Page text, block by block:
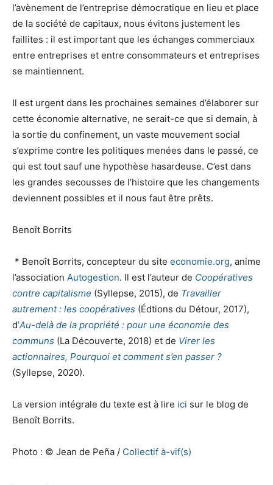
l’avènement de l’entreprise démocratique en lieu et place
de la société de capitaux, nous évitons justement les
faillites : il est important que les échanges commerciaux
entre entreprises et entre consommateurs et entreprises
se maintiennent.
Il est urgent dans les prochaines semaines d’élaborer sur
cette économie alternative, ne serait-ce que si demain, à
la sortie du confinement, un vaste mouvement social
s’exprime contre les politiques menées dans le passé, ce
qui est tout sauf une hypothèse hasardeuse. C’est dans
les grandes secousses de l’histoire que les changements
deviennent possibles et il nous faut être prêts.
Benoît Borrits
* Benoît Borrits, concepteur du site economie.org, anime
l’association Autogestion. Il est l’auteur de Coopératives
contre capitalisme (Syllepse, 2015), de Travailler
autrement : les coopératives (Édtions du Détour, 2017),
d’Au-delà de la propriété : pour une économie des
communs (La Découverte, 2018) et de Virer les
actionnaires, Pourquoi et comment s’en passer ?
(Syllepse, 2020).
La version intégrale du texte est à lire ici sur le blog de
Benoît Borrits.
Photo : © Jean de Peña / Collectif à-vif(s)